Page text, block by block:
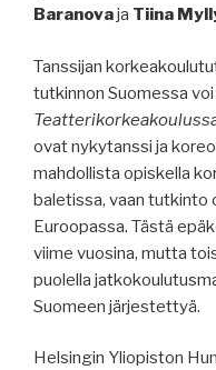
Baranovaja Tiina
Tanssijan
tutkinnon Suomessa
ovat nykytanssi ja
mahdollista opiskella
baletissa, vaan tutkinto
Euroopassa. Tästä
viime vuosina, mutta
puolella
Suomeen järjestettyä.
Helsingin Yliopiston